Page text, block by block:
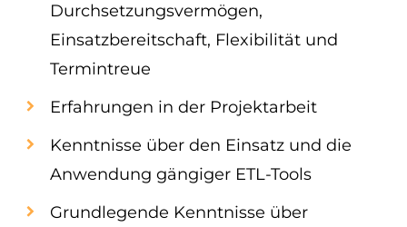
Durchsetzungsvermögen,
Einsatzbereitschaft, Flexibilität und
Termintreue
Erfahrungen in der Projektarbeit
Kenntnisse über den Einsatz und die
Anwendung gängiger ETL-Tools
Grundlegende Kenntnisse über